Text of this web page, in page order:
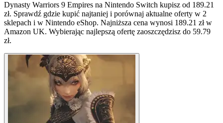
Dynasty Warriors 9 Empires na Nintendo Switch kupisz od 189.21
zł. Sprawdź gdzie kupić najtaniej i porównaj aktualne oferty w 2
sklepach i w Nintendo eShop. Najniższa cena wynosi 189.21 zł w
Amazon UK. Wybierając najlepszą ofertę zaoszczędzisz do 59.79
zł.